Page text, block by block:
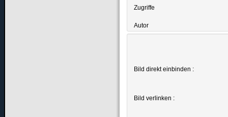
Zugriffe
Autor
Bild direkt einbinden :
Bild verlinken :